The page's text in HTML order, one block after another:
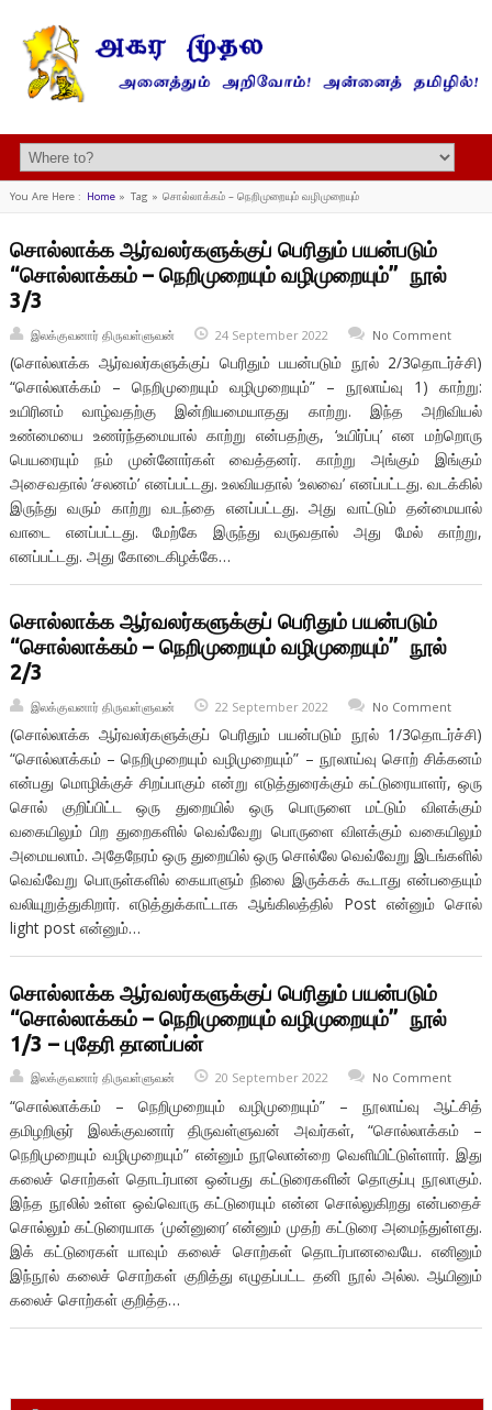
You Are Here : Home» Tag » சொல்லாக்கம் – நெறிமுறையும் வழிமுறையும்
சொல்லாக்க ஆர்வலர்களுக்குப் பெரிதும் பயன்படும்
“சொல்லாக்கம் – நெறிமுறையும் வழிமுறையும்” நூல்
3/3
இலக்குவனார் திருவள்ளுவன் 24 September 2022 No Comment
(சொல்லாக்க ஆர்வலர்களுக்குப் பெரிதும் பயன்படும் நூல் 2/3தொடர்ச்சி)
“சொல்லாக்கம் – நெறிமுறையும் வழிமுறையும்” – நூலாய்வு 1) காற்று:
உயிரினம் வாழ்வதற்கு இன்றியமையாதது காற்று. இந்த அறிவியல்
உண்மையை உணர்ந்தமையால் காற்று என்பதற்கு, ‘உயிர்ப்பு’ என மற்றொரு
பெயரையும் நம் முன்னோர்கள் வைத்தனர். காற்று அங்கும் இங்கும்
அசைவதால் ‘சலனம்’ எனப்பட்டது. உலவியதால் ‘உலவை’ எனப்பட்டது. வடக்கில்
இருந்து வரும் காற்று வடந்தை எனப்பட்டது. அது வாட்டும் தன்மையால்
வாடை எனப்பட்டது. மேற்கே இருந்து வருவதால் அது மேல் காற்று,
எனப்பட்டது. அது கோடைகிழக்கே…
சொல்லாக்க ஆர்வலர்களுக்குப் பெரிதும் பயன்படும்
“சொல்லாக்கம் – நெறிமுறையும் வழிமுறையும்” நூல்
2/3
இலக்குவனார் திருவள்ளுவன் 22 September 2022 No Comment
(சொல்லாக்க ஆர்வலர்களுக்குப் பெரிதும் பயன்படும் நூல் 1/3தொடர்ச்சி)
“சொல்லாக்கம் – நெறிமுறையும் வழிமுறையும்” – நூலாய்வு சொற் சிக்கனம்
என்பது மொழிக்குச் சிறப்பாகும் என்று எடுத்துரைக்கும் கட்டுரையாளர், ஒரு
சொல் குறிப்பிட்ட ஒரு துறையில் ஒரு பொருளை மட்டும் விளக்கும்
வகையிலும் பிற துறைகளில் வெவ்வேறு பொருளை விளக்கும் வகையிலும்
அமையலாம். அதேநேரம் ஒரு துறையில் ஒரு சொல்லே வெவ்வேறு இடங்களில்
வெவ்வேறு பொருள்களில் கையாளும் நிலை இருக்கக் கூடாது என்பதையும்
வலியுறுத்துகிறார். எடுத்துக்காட்டாக ஆங்கிலத்தில் Post என்னும் சொல்
light post என்னும்…
சொல்லாக்க ஆர்வலர்களுக்குப் பெரிதும் பயன்படும்
“சொல்லாக்கம் – நெறிமுறையும் வழிமுறையும்” நூல்
1/3 – புதேரி தானப்பன்
இலக்குவனார் திருவள்ளுவன் 20 September 2022 No Comment
“சொல்லாக்கம் – நெறிமுறையும் வழிமுறையும்” – நூலாய்வு ஆட்சித்
தமிழறிஞர் இலக்குவனார் திருவள்ளுவன் அவர்கள், “சொல்லாக்கம் –
நெறிமுறையும் வழிமுறையும்” என்னும் நூலொன்றை வெளியிட்டுள்ளார். இது
கலைச் சொற்கள் தொடர்பான ஒன்பது கட்டுரைகளின் தொகுப்பு நூலாகும்.
இந்த நூலில் உள்ள ஒவ்வொரு கட்டுரையும் என்ன சொல்லுகிறது என்பதைச்
சொல்லும் கட்டுரையாக ‘முன்னுரை’ என்னும் முதற் கட்டுரை அமைந்துள்ளது.
இக் கட்டுரைகள் யாவும் கலைச் சொற்கள் தொடர்பானவையே. எனினும்
இந்நூல் கலைச் சொற்கள் குறித்து எழுதப்பட்ட தனி நூல் அல்ல. ஆயினும்
கலைச் சொற்கள் குறித்த…